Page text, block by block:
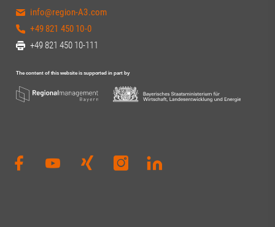
info@region-A3.com
+49 821 450 10-0
+49 821 450 10-111